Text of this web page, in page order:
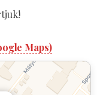
Maps)